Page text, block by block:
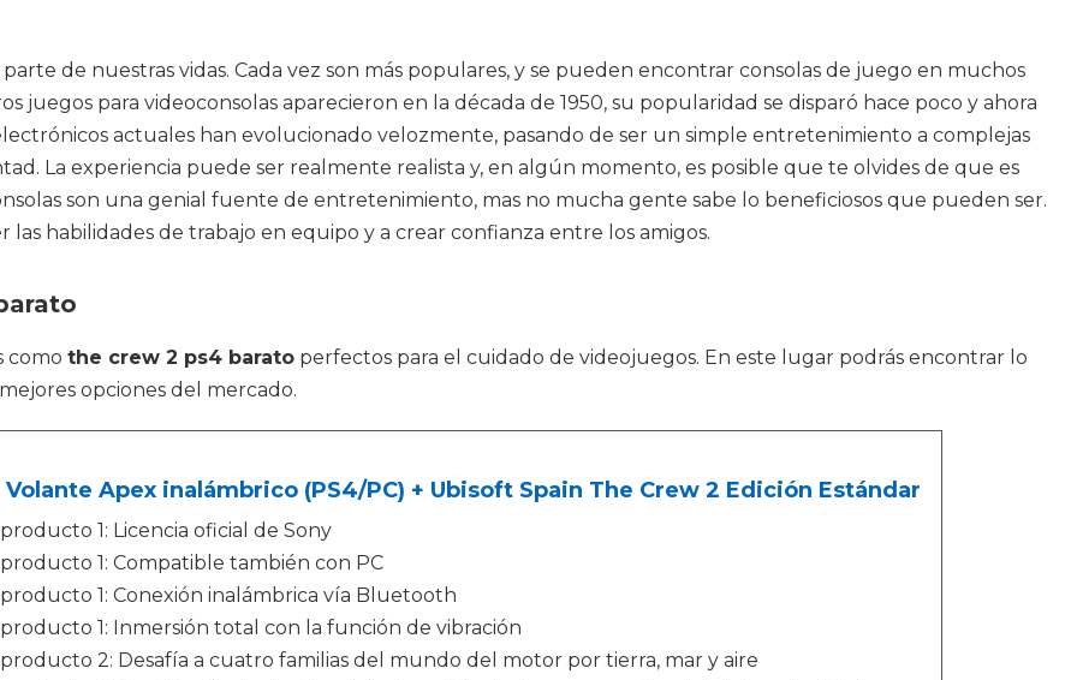
de nuestras vidas. Cada vez son más populares, y se pueden encontrar consolas de juego en muchos
juegos para videoconsolas aparecieron en la década de 1950, su popularidad se disparó hace poco y ahora
actuales han evolucionado velozmente, pasando de ser un simple entretenimiento a complejas
La experiencia puede ser realmente realista y, en algún momento, es posible que te olvides de que es
son una genial fuente de entretenimiento, mas no mucha gente sabe lo beneficiosos que pueden ser.
habilidades de trabajo en equipo y a crear confianza entre los amigos.
como the crew 2 ps4 barato perfectos para el cuidado de videojuegos. En este lugar podrás encontrar lo
opciones del mercado.
Apex inalámbrico (PS4/PC) + Ubisoft Spain The Crew 2 Edición Estándar
producto 1: Licencia oficial de Sony
producto 1: Compatible también con PC
producto 1: Conexión inalámbrica vía Bluetooth
producto 1: Inmersión total con la función de vibración
producto 2: Desafía a cuatro familias del mundo del motor por tierra, mar y aire